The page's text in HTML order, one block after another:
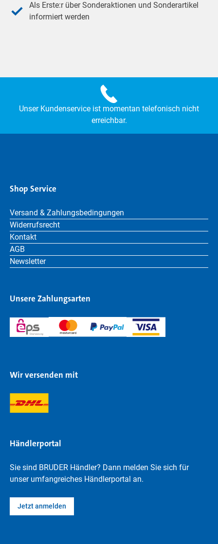
Als Erste:r über Sonderaktionen und Sonderartikel
informiert werden
Unser Kundenservice ist momentan telefonisch nicht
erreichbar.
Shop Service
Versand & Zahlungsbedingungen
Widerrufsrecht
Kontakt
AGB
Newsletter
Unsere Zahlungsarten
Wir versenden mit
Händlerportal
Sie sind BRUDER Händler? Dann melden Sie sich für
unser umfangreiches Händlerportal an.
Jetzt anmelden